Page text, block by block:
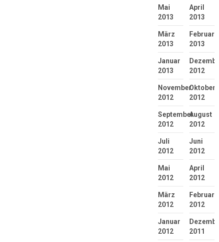
Mai
2013
April
2013
März
2013
Februar
2013
Januar
2013
2012
November
2012
Oktober
2012
September
2012
August
2012
Juli
2012
Juni
2012
Mai
2012
April
2012
März
2012
Februar
2012
Januar
2012
2011